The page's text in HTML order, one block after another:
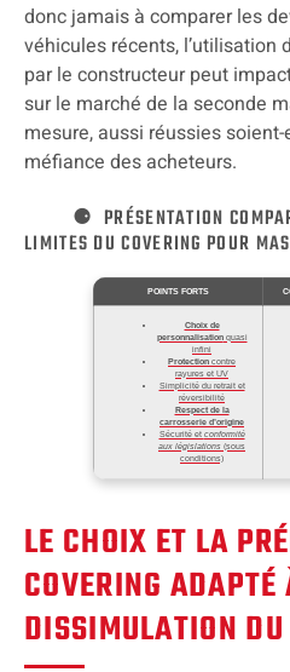
donc jamais à comparer les
véhicules récents, l’utilisation
par le constructeur peut
sur le marché de la seconde
mesure, aussi réussies
méfiance des acheteurs.
PRÉSENTATION
LIMITES DU COVERING POUR
POINTS FORTS
Choix de
personnalisationquasi
infini
Protection contre
rayures et UV
Simplicité du retrait et
réversibilité
Respect de la
carrosserie d’origine
Sécurité et conformité
aux législations (sous
conditions)
LE CHOIX ET LA
COVERING
DISSIMULATION DU